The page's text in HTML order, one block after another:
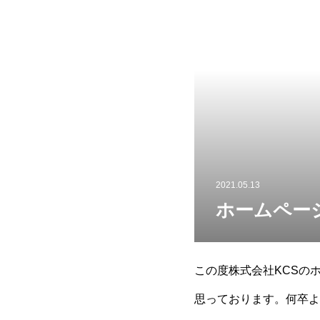
2021.05.13
ホームペー
この度株式会社KCSの
思っております。何卒